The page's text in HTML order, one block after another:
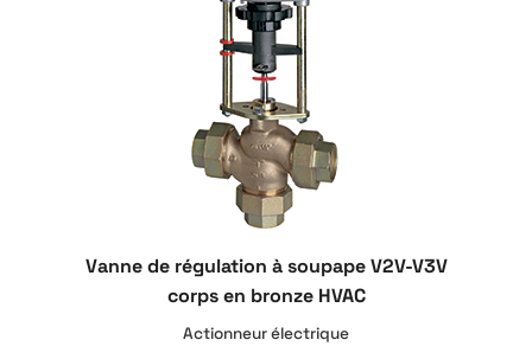
Vanne de régulation à soupape V2V-V3V
corps en bronze HVAC
Actionneur électrique